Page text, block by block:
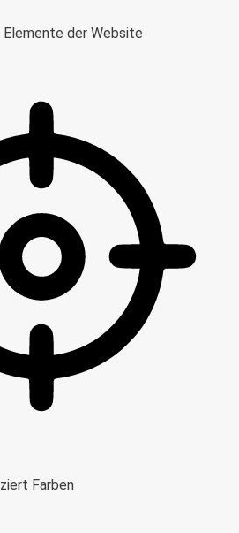
der Website
Farben